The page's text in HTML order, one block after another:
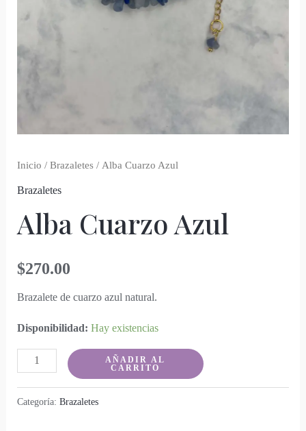
Inicio / Brazaletes/ Alba Cuarzo Azul
Brazaletes
Alba Cuarzo Azul
$270.00
Brazalete de cuarzo azul natural.
Disponibilidad: Hay existencias
Alba
Azul
AÑADIR AL
CARRITO
Categoría: Brazaletes